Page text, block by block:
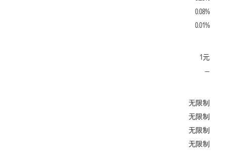
0.08%
0.01%
1元
—
无限制
无限制
无限制
无限制